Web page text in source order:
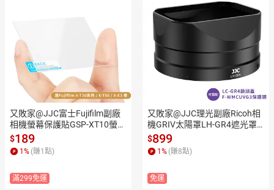
又敗家@JJC富士Fujifilm副廠
相機螢幕保護貼GSP-XT10螢幕
貼膜(適X-T50.X-T30 II III.X-T2
0.X-T100.X-E3;9H鋼化超薄0.3
mm玻璃;95%高透光率)防刮抗
$189
1 % (賺1 點)
滿299免運
又敗家@JJC理光副廠Ricoh相
機GRIV太陽罩LH-GR4遮光罩
(鋁合金製;可搭配F-WMCUVG3
保護鏡.LC-GR4鏡頭蓋)適GR IV
HDF Monochrome Lens Hood
$899
1 % (賺8點)
免運